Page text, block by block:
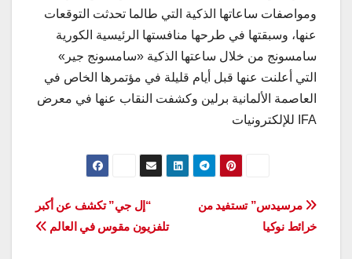
ومواصفات ساعاتها الذكية التي طالما تحدثت التوقعات
عنها، وسبقتها في طرحها منافستها الرئيسية الكورية
سامسونج من خلال ساعتها الذكية «سامسونج جير»
التي أعلنت عنها قبل أيام قليلة في مؤتمرها الخاص في
العاصمة الألمانية برلين وكشفت النقاب عنها في معرض
IFA للإلكترونيات
تصفّح
المقالات
“إل جي” تكشف عن أكبر
تلفزيون مقوس في العالم
مرسيدس” تستفيد من
خرائط نوكيا